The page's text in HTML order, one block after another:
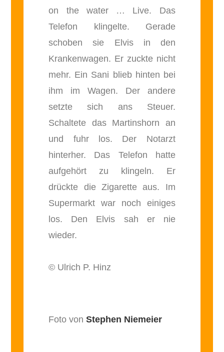
on the water … Live. Das
Telefon klingelte. Gerade
schoben sie Elvis in den
Krankenwagen. Er zuckte nicht
mehr. Ein Sani blieb hinten bei
ihm im Wagen. Der andere
setzte sich ans Steuer.
Schaltete das Martinshorn an
und fuhr los. Der Notarzt
hinterher. Das Telefon hatte
aufgehört zu klingeln. Er
drückte die Zigarette aus. Im
Supermarkt war noch einiges
los. Den Elvis sah er nie
wieder.
© Ulrich P. Hinz
Foto vonStephen Niemeier